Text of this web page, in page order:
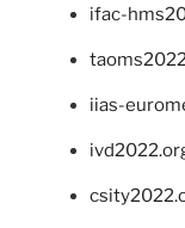
ifac-
iias-